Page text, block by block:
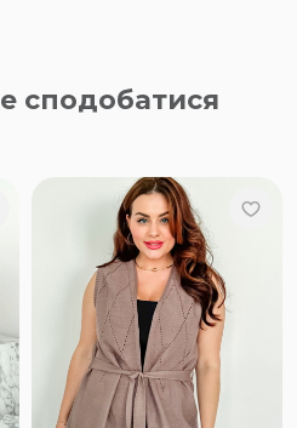
сподобатися